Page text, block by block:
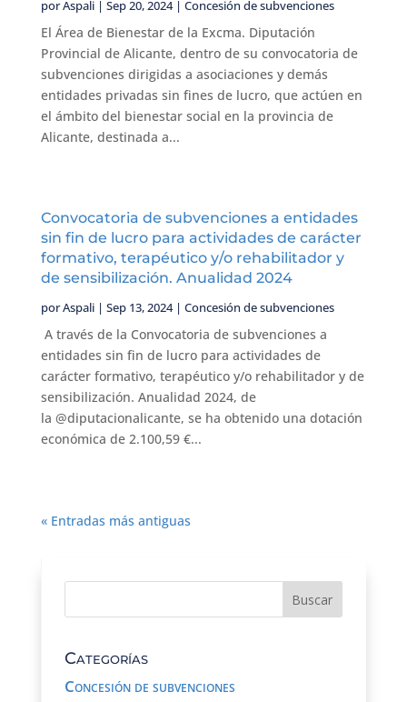
porAspali| Sep 20, 2024| Concesión de subvenciones
El Área de Bienestar de la Excma. Diputación
Provincial de Alicante, dentro de su convocatoria de
subvenciones dirigidas a asociaciones y demás
entidades privadas sin fines de lucro, que actúen en
el ámbito del bienestar social en la provincia de
Alicante, destinada a...
Convocatoria de subvenciones a entidades
sin fin de lucro para actividades de carácter
formativo, terapéutico y/o rehabilitador y
de sensibilización. Anualidad 2024
porAspali| Sep 13, 2024| Concesión de subvenciones
A través de la Convocatoria de subvenciones a
entidades sin fin de lucro para actividades de
carácter formativo, terapéutico y/o rehabilitador y de
sensibilización. Anualidad 2024, de
la @diputacionalicante, se ha obtenido una dotación
económica de 2.100,59 €...
« Entradas más antiguas
Categorías
Concesión de subvenciones